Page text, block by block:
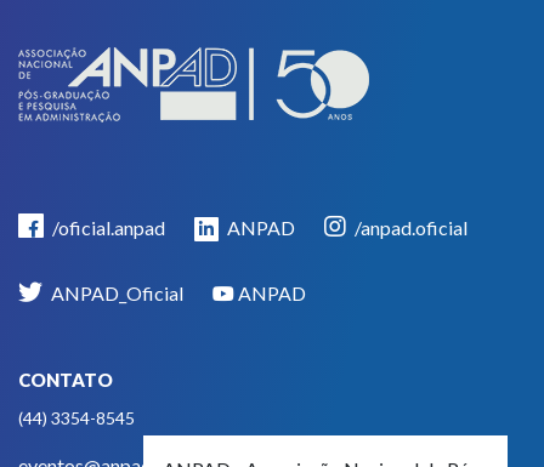
/oficial.anpad ANPAD /anpad.oficial
ANPAD_Oficial ANPAD
CONTATO
(44) 3354-8545